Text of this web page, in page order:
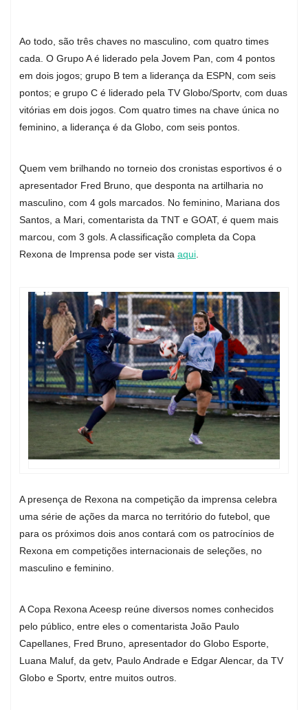
Ao todo, são três chaves no masculino, com quatro times
cada. O Grupo A é liderado pela Jovem Pan, com 4 pontos
em dois jogos; grupo B tem a liderança da ESPN, com seis
pontos; e grupo C é liderado pela TV Globo/Sportv, com duas
vitórias em dois jogos. Com quatro times na chave única no
feminino, a liderança é da Globo, com seis pontos.
Quem vem brilhando no torneio dos cronistas esportivos é o
apresentador Fred Bruno, que desponta na artilharia no
masculino, com 4 gols marcados. No feminino, Mariana dos
Santos, a Mari, comentarista da TNT e GOAT, é quem mais
marcou, com 3 gols. A classificação completa da Copa
Rexona de Imprensa pode ser vista aqui.
A presença de Rexona na competição da imprensa celebra
uma série de ações da marca no território do futebol, que
para os próximos dois anos contará com os patrocínios de
Rexona em competições internacionais de seleções, no
masculino e feminino.
A Copa Rexona Aceesp reúne diversos nomes conhecidos
pelo público, entre eles o comentarista João Paulo
Capellanes, Fred Bruno, apresentador do Globo Esporte,
Luana Maluf, da getv, Paulo Andrade e Edgar Alencar, da TV
Globo e Sportv, entre muitos outros.